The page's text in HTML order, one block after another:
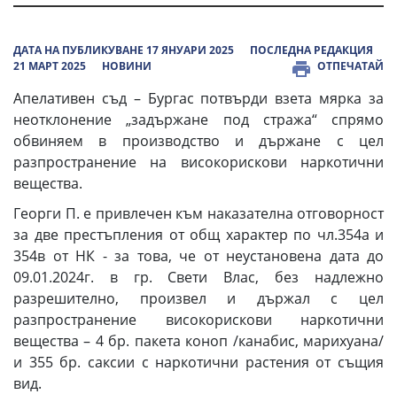
ДАТА НА ПУБЛИКУВАНЕ 17 ЯНУАРИ 2025
ПОСЛЕДНА РЕДАКЦИЯ
21 МАРТ 2025
НОВИНИ ОТПЕЧАТАЙ
Апелативен съд – Бургас потвърди взета мярка за
неотклонение „задържане под стража“ спрямо
обвиняем в производство и държане с цел
разпространение на високорискови наркотични
вещества.
Георги П. е привлечен към наказателна отговорност
за две престъпления от общ характер по чл.354а и
354в от НК - за това, че от неустановена дата до
09.01.2024г. в гр. Свети Влас, без надлежно
разрешително, произвел и държал с цел
разпространение високорискови наркотични
вещества – 4 бр. пакета коноп /канабис, марихуана/
и 355 бр. саксии с наркотични растения от същия
вид.